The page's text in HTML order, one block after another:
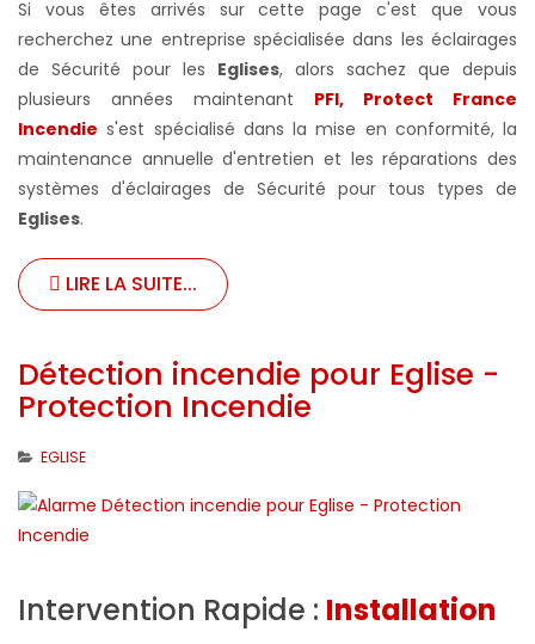
Si vous êtes arrivés sur cette page c'est que vous
recherchez une entreprise spécialisée dans les éclairages
de Sécurité pour les Eglises, alors sachez que depuis
plusieurs années maintenant PFI, Protect France
Incendie s'est spécialisé dans la mise en conformité, la
maintenance annuelle d'entretien et les réparations des
systèmes d'éclairages de Sécurité pour tous types de
Eglises.
LIRE LA SUITE...
Détection incendie pour Eglise -
Protection Incendie
EGLISE
Intervention Rapide : Installation